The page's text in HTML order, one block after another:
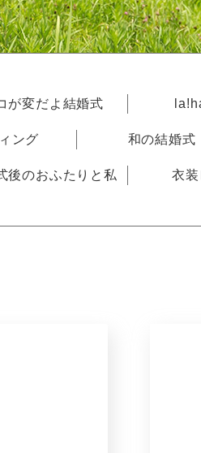
が変だよ結婚式
ング 和の結婚式
後のおふたりと私 衣